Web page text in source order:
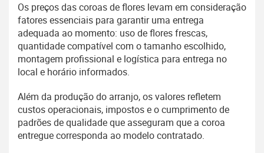
Os preços das coroas de flores levam em consideração
fatores essenciais para garantir uma entrega
adequada ao momento: uso de flores frescas,
quantidade compatível com o tamanho escolhido,
montagem profissional e logística para entrega no
local e horário informados.
Além da produção do arranjo, os valores refletem
custos operacionais, impostos e o cumprimento de
padrões de qualidade que asseguram que a coroa
entregue corresponda ao modelo contratado.